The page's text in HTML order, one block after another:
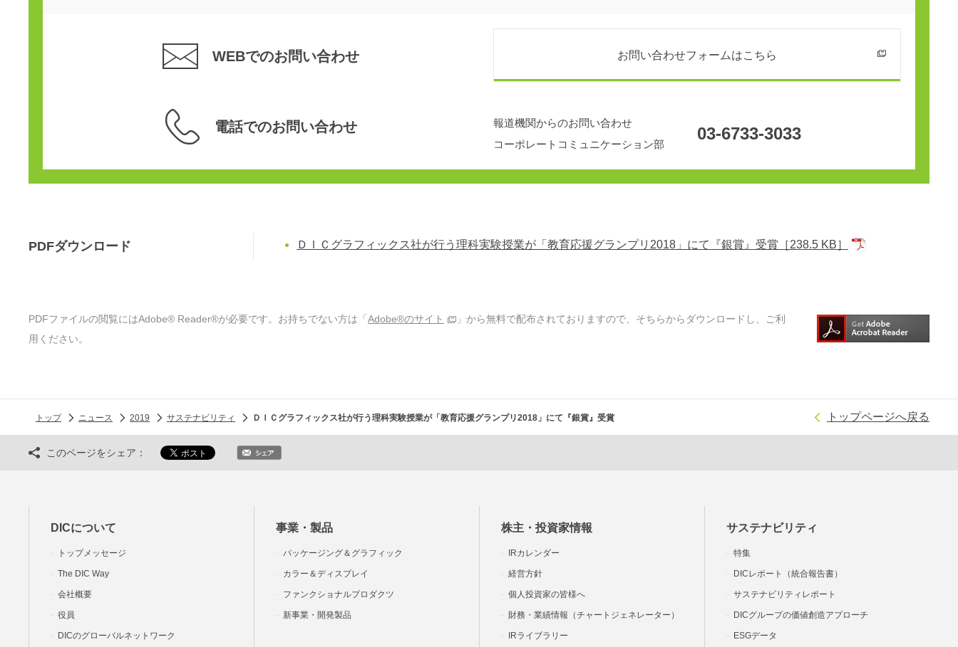
WEBでのお問い合わせ お問い合わせフォームはこちら
電話でのお問い合わせ
報道機関からのお問い合わせ
コーポレートコミュニケーション部
03-6733-3033
PDFダウンロード ＤＩＣグラフィックス社が行う理科実験授業が「教育応援グランプリ2018」にて『銀賞』受賞 ［238.5 KB］
PDFファイルの閲覧にはAdobe® Reader®が必要です。お持ちでない方は「 Adobe®のサイト
」から無料で配布されておりますので、そちらからダウンロードし、ご利
用ください。
トップ ニュース 2019 サステナビリティ ＤＩＣグラフィックス社が行う理科実験授業が「教育応援グランプリ2018」にて『銀賞』受賞 トップページへ戻る
このページをシェア：
DICについて
トップメッセージ
The DIC Way
会社概要
役員
DICのグローバルネットワーク
事業・製品
パッケージング＆グラフィック
カラー＆ディスプレイ
ファンクショナルプロダクツ
新事業・開発製品
株主・投資家情報
IRカレンダー
経営方針
個人投資家の皆様へ
財務・業績情報（チャートジェネレーター）
IRライブラリー
サステナビリティ
特集
DICレポート（統合報告書）
サステナビリティレポート
DICグループの価値創造アプローチ
ESGデータ